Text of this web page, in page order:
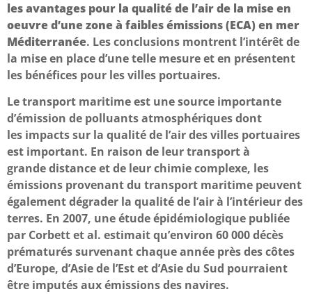
les avantages pour la qualité de l’air de la mise en
oeuvre d’une zone à faibles émissions (ECA) en mer
Méditerranée. Les conclusions montrent l’intérêt de
la mise en place d’une telle mesure et en présentent
les bénéfices pour les villes portuaires.
Le transport maritime est une source importante
d’émission de polluants atmosphériques dont
les impacts sur la qualité de l’air des villes portuaires
est important. En raison de leur transport à
grande distance et de leur chimie complexe, les
émissions provenant du transport maritime peuvent
également dégrader la qualité de l’air à l’intérieur des
terres. En 2007, une étude épidémiologique publiée
par Corbett et al. estimait qu’environ 60 000 décès
prématurés survenant chaque année près des côtes
d’Europe, d’Asie de l’Est et d’Asie du Sud pourraient
être imputés aux émissions des navires.